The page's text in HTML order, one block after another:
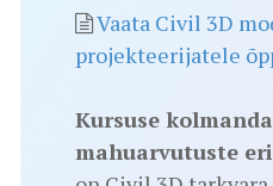
Vaata Civil 3D
projekteerijatele
Kursuse
mahuarvutuste